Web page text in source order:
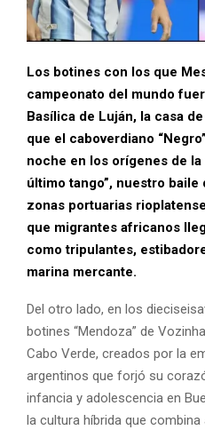
Los botines con los que
campeonato del mundo
Basílica de Luján, la casa
que el caboverdiano
noche en los orígenes de la
último tango”, nuestro
zonas portuarias
que migrantes africanos
como tripulantes,
marina mercante.
Del otro lado, en los
botines “Mendoza” de
Cabo Verde, creados por la
argentinos que forjó su
infancia y adolescencia en
la cultura híbrida que